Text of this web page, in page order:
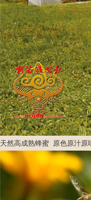
天然高成熟蜂蜜 原色原汁原